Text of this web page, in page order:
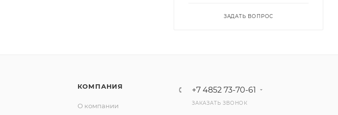
ЗАДАТЬ ВОПРОС
КОМПАНИЯ
О компании
+7 4852 73-70-61
ЗАКАЗАТЬ ЗВОНОК